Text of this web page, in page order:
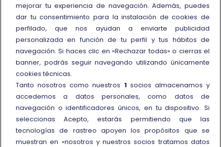
Información y contacto
Call Center
Oficinas de atención al cliente
Personas con movilidad reducida
Cómo presentar una reclamación
Reembolso y compensación
mejorar tu experiencia de navegación. Además, puedes
dar tu consentimiento para la instalación de cookies de
perfilado, que nos ayudan a enviarte publicidad
personalizada en función de tu perfil y tus hábitos de
navegación. Si haces clic en «Rechazar todas» o cierras el
banner, podrás seguir navegando utilizando únicamente
cookies técnicas.
Tanto nosotros como nuestros 1socios almacenamos y
accedemos a datos personales, como datos de
navegación o identificadores únicos, en tu dispositivo. Si
seleccionas Acepto, estarás permitiendo que las
tecnologías de rastreo apoyen los propósitos que se
muestran en «nosotros y nuestros socios tratamos datos